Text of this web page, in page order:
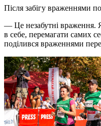
Після забігу враженнями
— Це незабутні враження.
в себе, перемагати самих
поділився враженнями